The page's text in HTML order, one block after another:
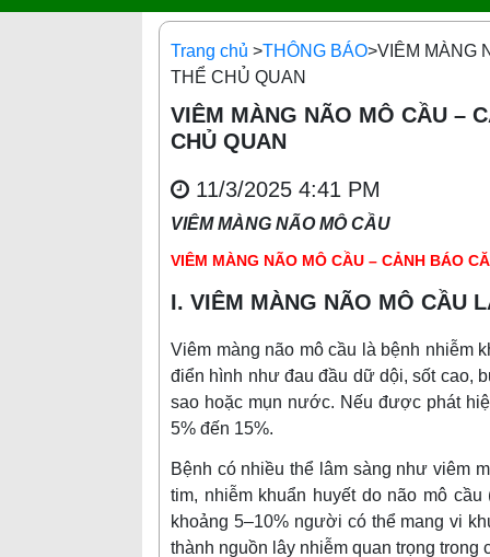
Trang chủ >THÔNG BÁO>VIÊM MÀNG
THỂ CHỦ QUAN
VIÊM MÀNG NÃO MÔ CẦU –
CHỦ QUAN
11/3/2025 4:41 PM
VIÊM MÀNG NÃO MÔ CẦU
VIÊM MÀNG NÃO MÔ CẦU – CẢNH BÁO
I. VIÊM MÀNG NÃO MÔ CẦU
Viêm màng não mô cầu là bệnh nhiễm
điển hình như đau đầu dữ dội, sốt cao,
sao hoặc mụn nước. Nếu được phát
5% đến 15%.
Bệnh có nhiều thể lâm sàng như viêm
tim, nhiễm khuẩn huyết do não mô
khoảng 5–10% người có thể mang vi
thành nguồn lây nhiễm quan trọng trong